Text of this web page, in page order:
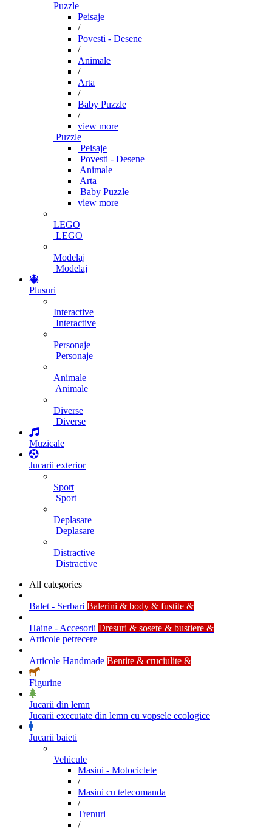
Puzzle
Peisaje
/
Povesti - Desene
/
Animale
/
Arta
/
Baby Puzzle
/
view more
Puzzle
Peisaje
Povesti - Desene
Animale
Arta
Baby Puzzle
view more
LEGO
LEGO
Modelaj
Modelaj
Plusuri
Interactive
Interactive
Personaje
Personaje
Animale
Animale
Diverse
Diverse
Muzicale
Jucarii exterior
Sport
Sport
Deplasare
Deplasare
Distractive
Distractive
All categories
Balet - Serbari Balerini & body & fustite &
Haine - Accesorii Dresuri & sosete & bustiere &
Articole petrecere
Articole Handmade Bentite & cruciulite &
Figurine
Jucarii din lemn
Jucarii executate din lemn cu vopsele ecologice
Jucarii baieti
Vehicule
Masini - Motociclete
/
Masini cu telecomanda
/
Trenuri
/